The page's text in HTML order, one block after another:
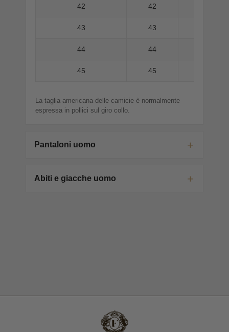
42 42
43 43
44 44
45 45
La taglia americana delle camicie è normalmente
espressa in pollici sul giro collo.
Pantaloni uomo
Abiti e giacche uomo